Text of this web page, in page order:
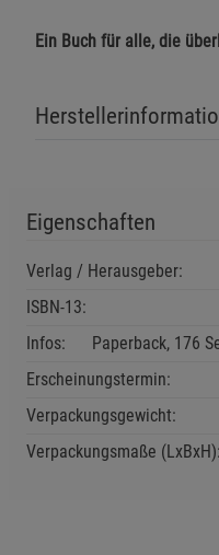
Ein Buch für alle, die
Eigenschaften
Verlag / Herausgeber:
ISBN-13:
Infos:
Paperback, 176
Erscheinungstermin:
Verpackungsgewicht:
Verpackungsmaße (LxBxH):
Notwendige
Funktionale
Beschreibung Funktionale